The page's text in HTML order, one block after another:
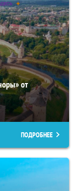
от
ПОДРОБНЕЕ